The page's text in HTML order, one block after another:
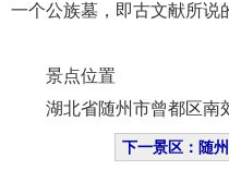
一个公族墓，即古文献所说
景点位置
湖北省随州市曾都区南
下一景区：随